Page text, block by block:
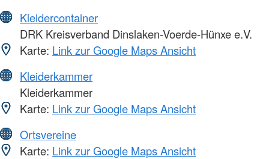
Kleidercontainer
DRK Kreisverband Dinslaken-Voerde-Hünxe e.V.
Karte: Link zur Google Maps Ansicht
Kleiderkammer
Kleiderkammer
Karte: Link zur Google Maps Ansicht
Ortsvereine
Karte: Link zur Google Maps Ansicht